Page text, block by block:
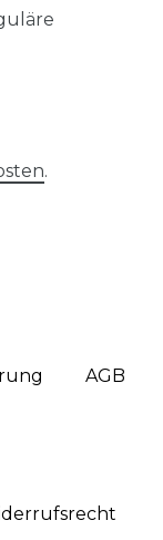
.
AGB